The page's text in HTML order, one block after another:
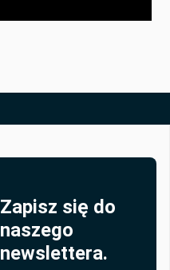
Zapisz się do
naszego
newslettera.